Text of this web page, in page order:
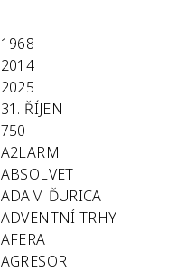
1968
2014
2025
31. ŘÍJEN
750
A2LARM
ABSOLVET
ADAM ĎURICA
ADVENTNÍ TRHY
AFERA
AGRESOR